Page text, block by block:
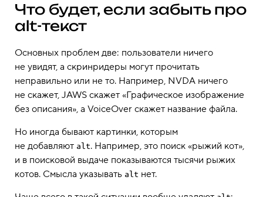
Что будет, если забыть про
alt-текст
Основных проблем две: пользователи ничего
не увидят, а скринридеры могут прочитать
неправильно или не то. Например, NVDA ничего
не скажет, JAWS скажет «Графическое изображение
без описания», а VoiceOver скажет название файла.
Но иногда бывают картинки, которым
не добавляют alt. Например, это поиск «рыжий кот»,
и в поисковой выдаче показываются тысячи рыжих
котов. Смысла указывать alt нет.